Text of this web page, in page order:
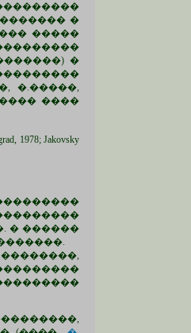
�
�����
�
�.�����,
����
1978; Jakovsky
� ������